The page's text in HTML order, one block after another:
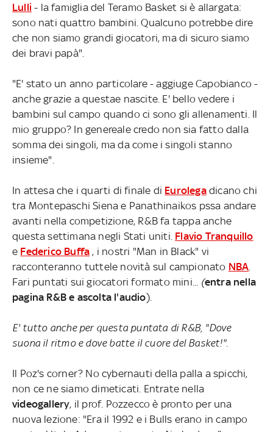
Lulli - la famiglia del Teramo Basket si è allargata:
sono nati quattro bambini. Qualcuno potrebbe dire
che non siamo grandi giocatori, ma di sicuro siamo
dei bravi papà".
"E' stato un anno particolare - aggiuge Capobianco -
anche grazie a questae nascite. E' bello vedere i
bambini sul campo quando ci sono gli allenamenti. Il
mio gruppo? In genereale credo non sia fatto dalla
somma dei singoli, ma da come i singoli stanno
insieme".
In attesa che i quarti di finale di Eurolegadicano chi
tra Montepaschi Siena e Panathinaikos pssa andare
avanti nella competizione, R&B fa tappa anche
questa settimana negli Stati uniti. Flavio Tranquillo
e Federico Buffa , i nostri "Man in Black" vi
racconteranno tuttele novità sul campionato NBA
Fari puntati sui giocatori formato mini
(entra nella
pagina R&B e ascolta l'audio).
E' tutto anche per questa puntata di R&B, "Dove
suona il ritmo e dove batte il cuore del Basket!".
Il Poz's corner? No cybernauti della palla a spicchi,
non ce ne siamo dimeticati. Entrate nella
videogallery, il prof. Pozzecco è pronto per una
nuova lezione: "Era il 1992 e i Bulls erano in campo